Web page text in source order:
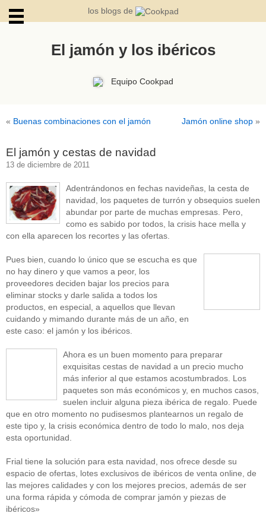
los blogs de
El jamón y los ibéricos
Equipo Cookpad
« Buenas combinaciones con el jamón Jamón online shop »
El jamón y cestas de navidad
13 de diciembre de 2011
Adentrándonos en fechas navideñas, la cesta de
navidad, los paquetes de turrón y obsequios suelen
abundar por parte de muchas empresas. Pero,
como es sabido por todos, la crisis hace mella y
con ella aparecen los recortes y las ofertas.
Pues bien, cuando lo único que se escucha es que
no hay dinero y que vamos a peor, los
proveedores deciden bajar los precios para
eliminar stocks y darle salida a todos los
productos, en especial, a aquellos que llevan
cuidando y mimando durante más de un año, en
este caso: el jamón y los ibéricos.
Ahora es un buen momento para preparar
exquisitas cestas de navidad a un precio mucho
más inferior al que estamos acostumbrados. Los
paquetes son más económicos y, en muchos casos,
suelen incluir alguna pieza ibérica de regalo. Puede
que en otro momento no pudisesmos plantearnos un regalo de
este tipo y, la crisis económica dentro de todo lo malo, nos deja
esta oportunidad.
Frial tiene la solución para esta navidad, nos ofrece desde su
espacio de ofertas, lotes exclusivos de ibéricos de venta online, de
las mejores calidades y con los mejores precios, además de ser
una forma rápida y cómoda de comprar jamón y piezas de
ibéricos»